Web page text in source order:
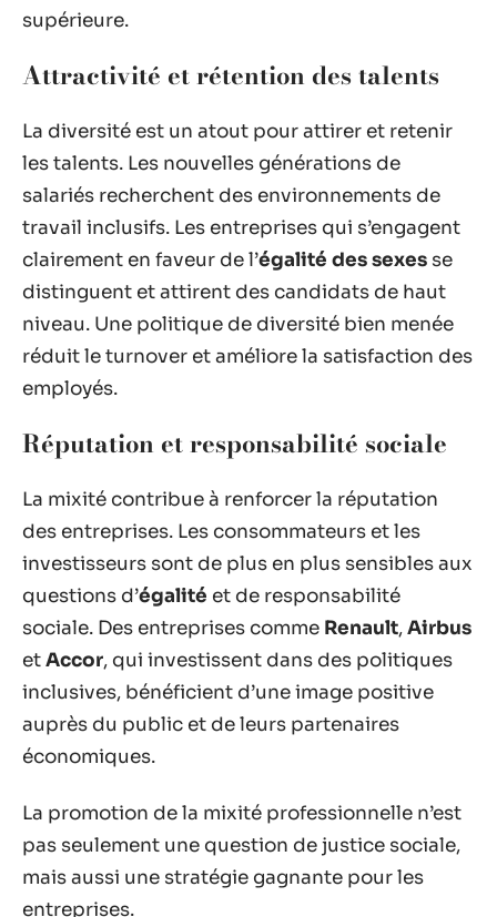
supérieure.
Attractivité et rétention des talents
La diversité est un atout pour attirer et retenir
les talents. Les nouvelles générations de
salariés recherchent des environnements de
travail inclusifs. Les entreprises qui s’engagent
clairement en faveur de l’égalité des sexes se
distinguent et attirent des candidats de haut
niveau. Une politique de diversité bien menée
réduit le turnover et améliore la satisfaction des
employés.
Réputation et responsabilité sociale
La mixité contribue à renforcer la réputation
des entreprises. Les consommateurs et les
investisseurs sont de plus en plus sensibles aux
questions d’égalité et de responsabilité
sociale. Des entreprises comme Renault,Airbus
etAccor, qui investissent dans des politiques
inclusives, bénéficient d’une image positive
auprès du public et de leurs partenaires
économiques.
La promotion de la mixité professionnelle n’est
pas seulement une question de justice sociale,
mais aussi une stratégie gagnante pour les
entreprises.